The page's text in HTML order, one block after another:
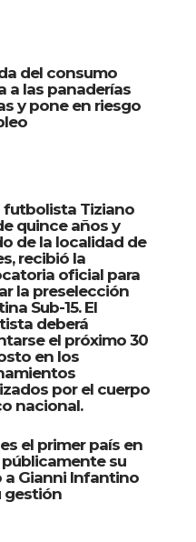
del consumo
a las panaderías
y pone en riesgo
Tiziano
quince años y
de la localidad de
recibió la
oficial para
la preselección
Sub-15. El
deberá
el próximo 30
en los
por el cuerpo
nacional.
el primer país en
públicamente su
a Gianni Infantino
gestión